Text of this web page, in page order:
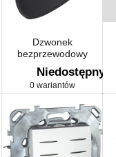
Dzwonek
bezprzewodowy
TONO
Niedostępny
0 wariantów